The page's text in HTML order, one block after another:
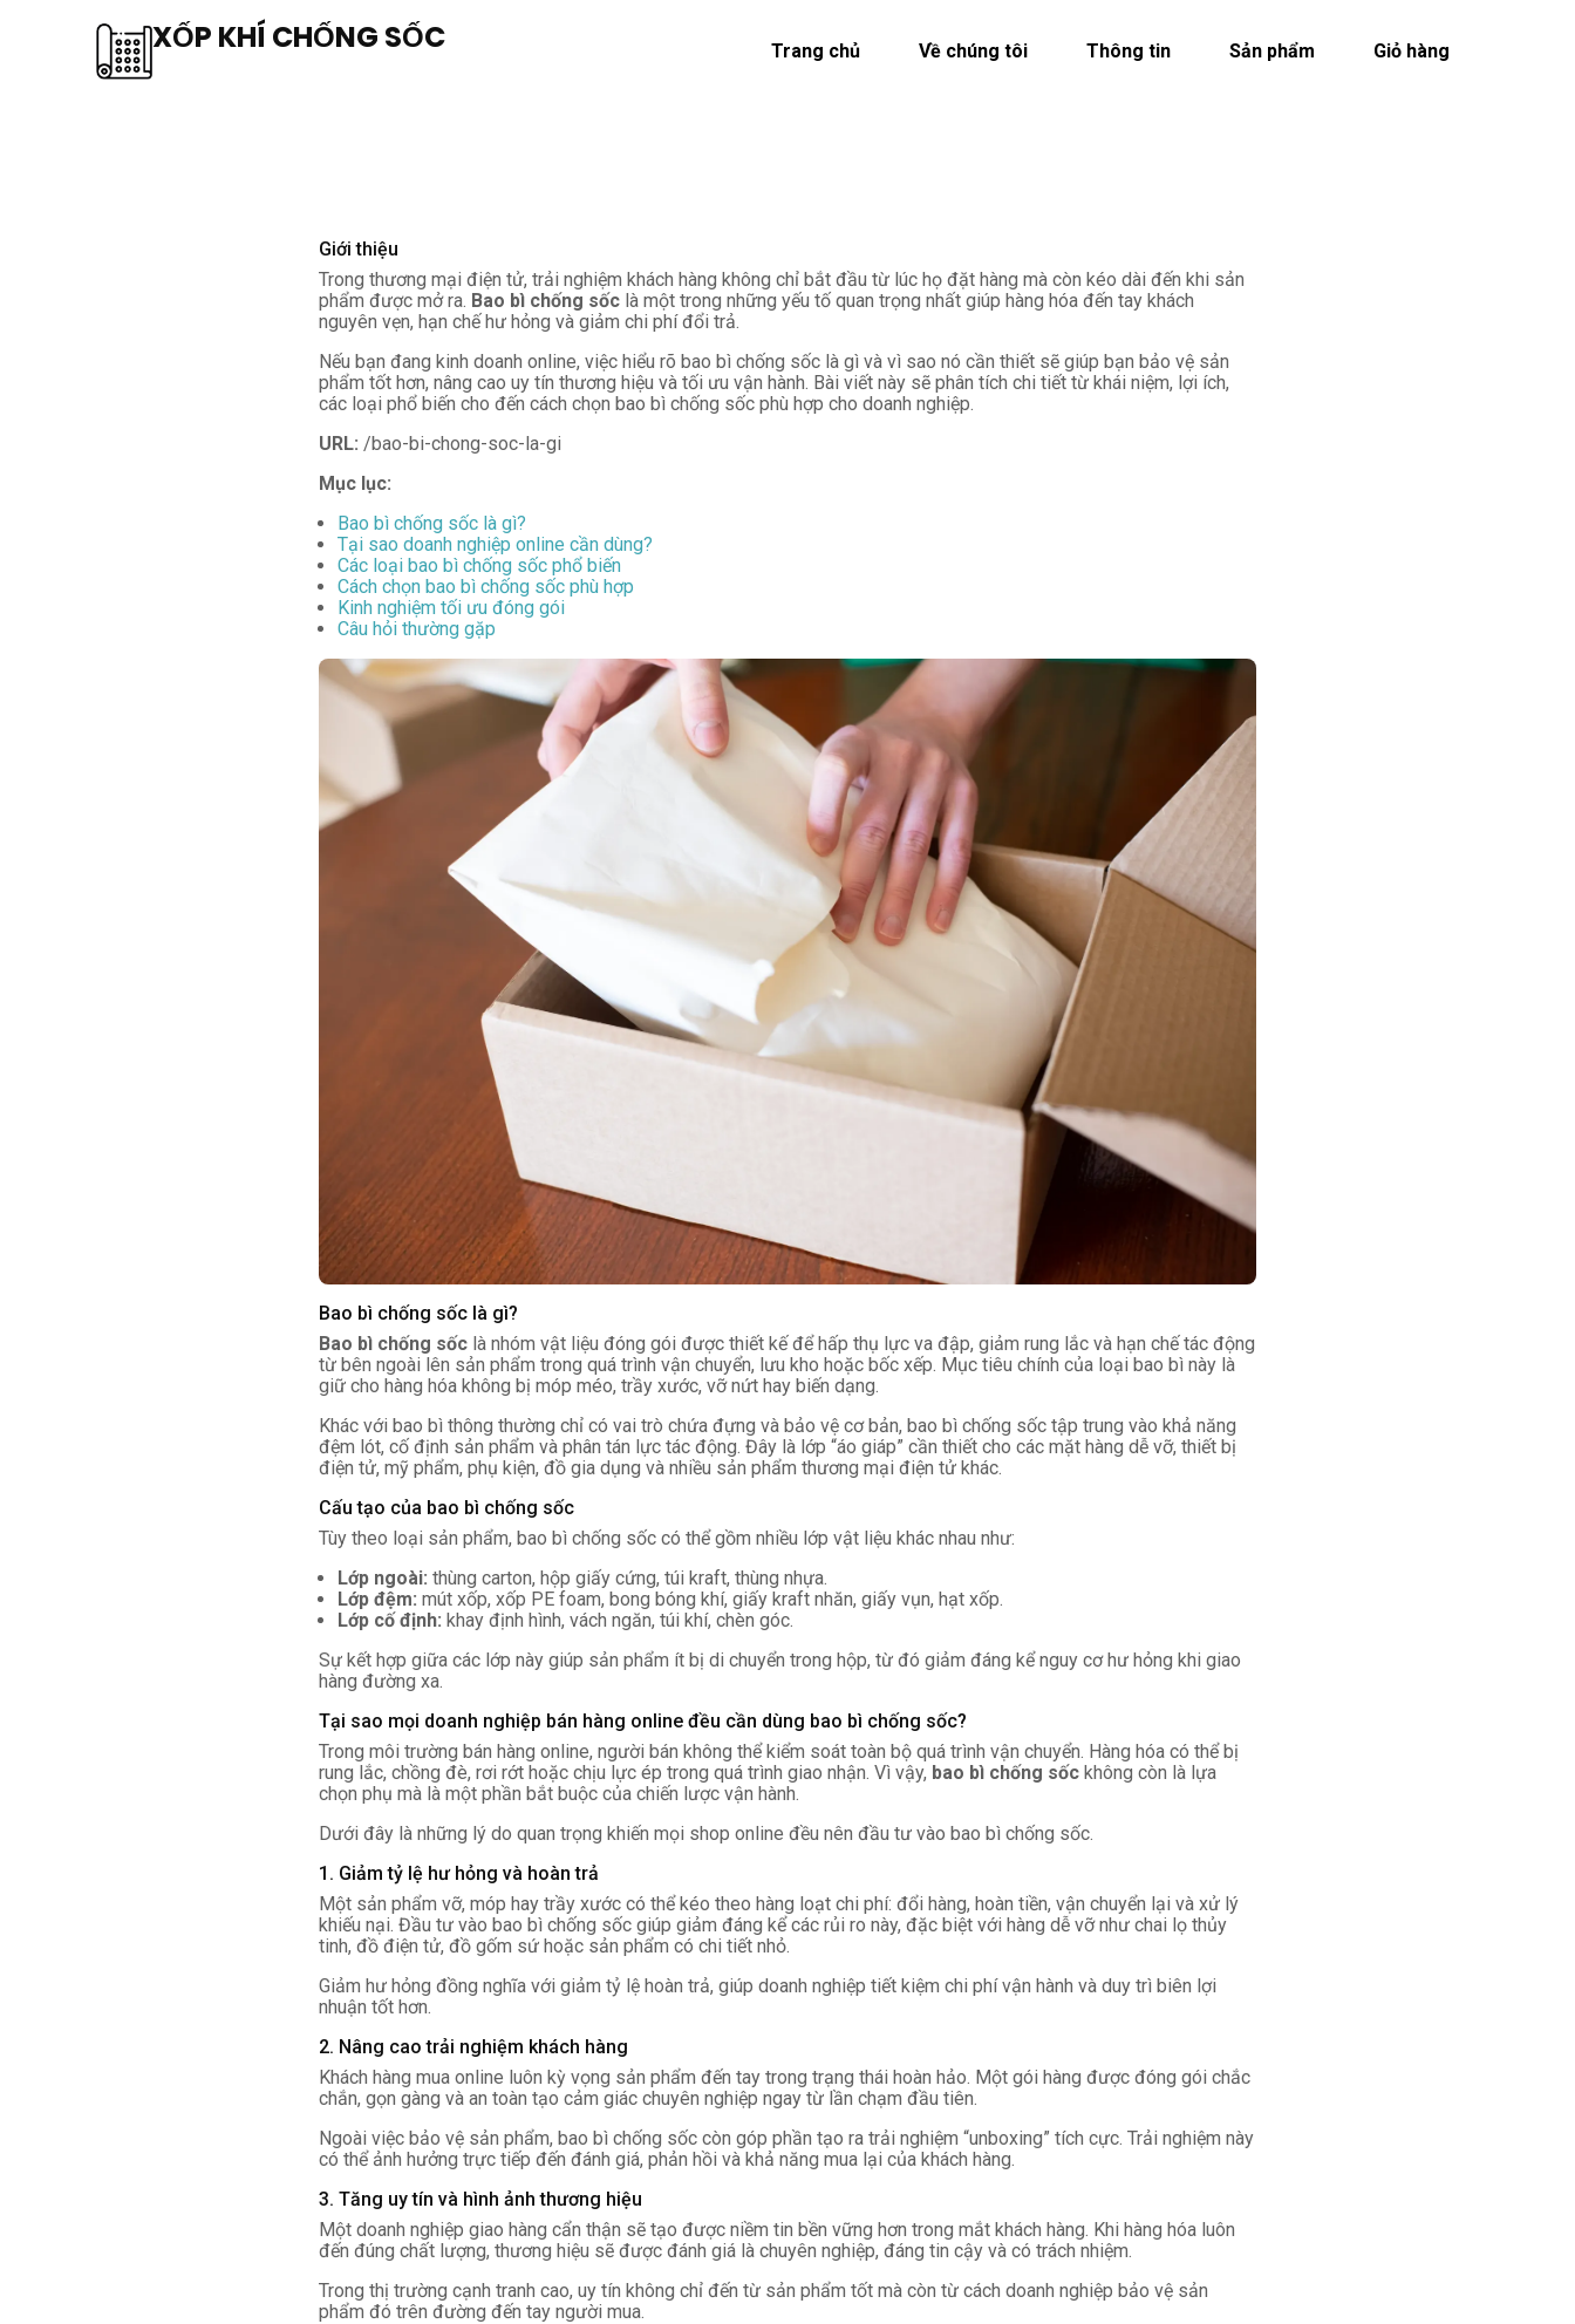
XỐP KHÍ CHỐNG SỐC Trang chủ Về chúng tôi Thông tin Sản phẩm Giỏ hàng
Giới thiệu
Trong thương mại điện tử, trải nghiệm khách hàng không chỉ bắt đầu từ lúc họ đặt hàng mà còn kéo dài đến khi sản
phẩm được mở ra. Bao bì chống sốc là một trong những yếu tố quan trọng nhất giúp hàng hóa đến tay khách
nguyên vẹn, hạn chế hư hỏng và giảm chi phí đổi trả.
Nếu bạn đang kinh doanh online, việc hiểu rõ bao bì chống sốc là gì và vì sao nó cần thiết sẽ giúp bạn bảo vệ sản
phẩm tốt hơn, nâng cao uy tín thương hiệu và tối ưu vận hành. Bài viết này sẽ phân tích chi tiết từ khái niệm, lợi ích,
các loại phổ biến cho đến cách chọn bao bì chống sốc phù hợp cho doanh nghiệp.
URL: /bao-bi-chong-soc-la-gi
Mục lục:
Bao bì chống sốc là gì?
Tại sao doanh nghiệp online cần dùng?
Các loại bao bì chống sốc phổ biến
Cách chọn bao bì chống sốc phù hợp
Kinh nghiệm tối ưu đóng gói
Câu hỏi thường gặp
Bao bì chống sốc là gì?
Bao bì chống sốc là nhóm vật liệu đóng gói được thiết kế để hấp thụ lực va đập, giảm rung lắc và hạn chế tác động
từ bên ngoài lên sản phẩm trong quá trình vận chuyển, lưu kho hoặc bốc xếp. Mục tiêu chính của loại bao bì này là
giữ cho hàng hóa không bị móp méo, trầy xước, vỡ nứt hay biến dạng.
Khác với bao bì thông thường chỉ có vai trò chứa đựng và bảo vệ cơ bản, bao bì chống sốc tập trung vào khả năng
đệm lót, cố định sản phẩm và phân tán lực tác động. Đây là lớp “áo giáp” cần thiết cho các mặt hàng dễ vỡ, thiết bị
điện tử, mỹ phẩm, phụ kiện, đồ gia dụng và nhiều sản phẩm thương mại điện tử khác.
Cấu tạo của bao bì chống sốc
Tùy theo loại sản phẩm, bao bì chống sốc có thể gồm nhiều lớp vật liệu khác nhau như:
Lớp ngoài: thùng carton, hộp giấy cứng, túi kraft, thùng nhựa.
Lớp đệm: mút xốp, xốp PE foam, bong bóng khí, giấy kraft nhăn, giấy vụn, hạt xốp.
Lớp cố định: khay định hình, vách ngăn, túi khí, chèn góc.
Sự kết hợp giữa các lớp này giúp sản phẩm ít bị di chuyển trong hộp, từ đó giảm đáng kể nguy cơ hư hỏng khi giao
hàng đường xa.
Tại sao mọi doanh nghiệp bán hàng online đều cần dùng bao bì chống sốc?
Trong môi trường bán hàng online, người bán không thể kiểm soát toàn bộ quá trình vận chuyển. Hàng hóa có thể bị
rung lắc, chồng đè, rơi rớt hoặc chịu lực ép trong quá trình giao nhận. Vì vậy, bao bì chống sốc không còn là lựa
chọn phụ mà là một phần bắt buộc của chiến lược vận hành.
Dưới đây là những lý do quan trọng khiến mọi shop online đều nên đầu tư vào bao bì chống sốc.
1. Giảm tỷ lệ hư hỏng và hoàn trả
Một sản phẩm vỡ, móp hay trầy xước có thể kéo theo hàng loạt chi phí: đổi hàng, hoàn tiền, vận chuyển lại và xử lý
khiếu nại. Đầu tư vào bao bì chống sốc giúp giảm đáng kể các rủi ro này, đặc biệt với hàng dễ vỡ như chai lọ thủy
tinh, đồ điện tử, đồ gốm sứ hoặc sản phẩm có chi tiết nhỏ.
Giảm hư hỏng đồng nghĩa với giảm tỷ lệ hoàn trả, giúp doanh nghiệp tiết kiệm chi phí vận hành và duy trì biên lợi
nhuận tốt hơn.
2. Nâng cao trải nghiệm khách hàng
Khách hàng mua online luôn kỳ vọng sản phẩm đến tay trong trạng thái hoàn hảo. Một gói hàng được đóng gói chắc
chắn, gọn gàng và an toàn tạo cảm giác chuyên nghiệp ngay từ lần chạm đầu tiên.
Ngoài việc bảo vệ sản phẩm, bao bì chống sốc còn góp phần tạo ra trải nghiệm “unboxing” tích cực. Trải nghiệm này
có thể ảnh hưởng trực tiếp đến đánh giá, phản hồi và khả năng mua lại của khách hàng.
3. Tăng uy tín và hình ảnh thương hiệu
Một doanh nghiệp giao hàng cẩn thận sẽ tạo được niềm tin bền vững hơn trong mắt khách hàng. Khi hàng hóa luôn
đến đúng chất lượng, thương hiệu sẽ được đánh giá là chuyên nghiệp, đáng tin cậy và có trách nhiệm.
Trong thị trường cạnh tranh cao, uy tín không chỉ đến từ sản phẩm tốt mà còn từ cách doanh nghiệp bảo vệ sản
phẩm đó trên đường đến tay người mua.